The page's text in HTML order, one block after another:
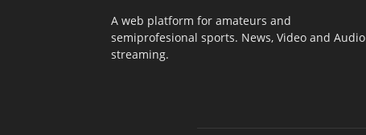
A web platform for amateurs and
semiprofesional sports. News, Video and Audio
streaming.